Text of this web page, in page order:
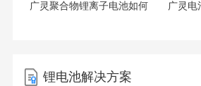
广灵聚合物锂离子电池如何 广灵电
锂电池解决方案